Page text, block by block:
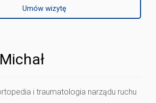
Umów wizytę
i traumatologia narządu ruchu